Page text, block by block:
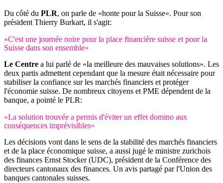
Du côté du PLR, on parle de «honte pour la Suisse». Pour son
président Thierry Burkart, il s'agit:
«C'est une journée noire pour la place financière suisse et pour la
Suisse dans son ensemble»
Le Centre a lui parlé de «la meilleure des mauvaises solutions». Les
deux partis admettent cependant que la mesure était nécessaire pour
stabiliser la confiance sur les marchés financiers et protéger
l'économie suisse. De nombreux citoyens et PME dépendent de la
banque, a pointé le PLR:
«La solution trouvée a permis d'éviter un effet domino aux
conséquences imprévisibles»
Les décisions vont dans le sens de la stabilité des marchés financiers
et de la place économique suisse, a aussi jugé le ministre zurichois
des finances Ernst Stocker (UDC), président de la Conférence des
directeurs cantonaux des finances. Un avis partagé par l'Union des
banques cantonales suisses.